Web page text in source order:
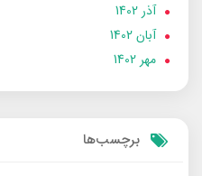
آذر 1402
آبان 1402
مهر 1402
برچسب‌ها